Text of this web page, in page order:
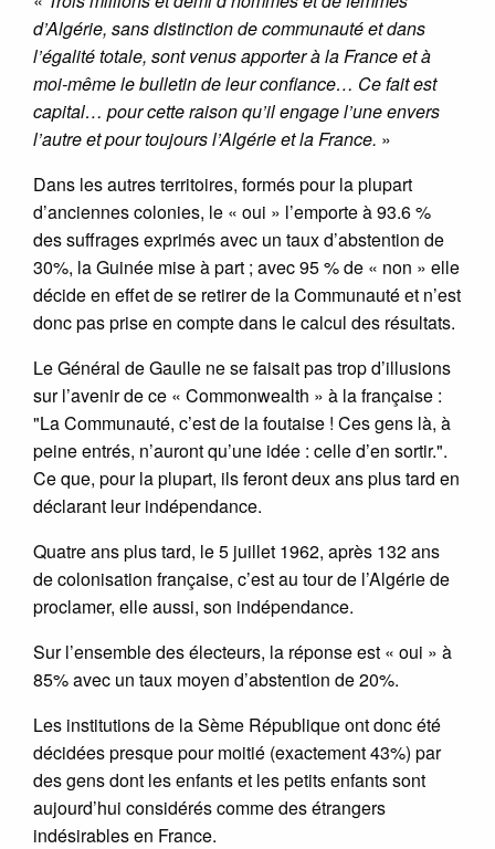
d’Algérie, sans distinction de communauté et dans
l’égalité totale, sont venus apporter à la France et à
moi-même le bulletin de leur confiance… Ce fait est
capital… pour cette raison qu’il engage l’une envers
l’autre et pour toujours l’Algérie et la France. »
Dans les autres territoires, formés pour la plupart
d’anciennes colonies, le « oui » l’emporte à 93.6 %
des suffrages exprimés avec un taux d’abstention de
30%, la Guinée mise à part ; avec 95 % de « non » elle
décide en effet de se retirer de la Communauté et n’est
donc pas prise en compte dans le calcul des résultats.
Le Général de Gaulle ne se faisait pas trop d’illusions
sur l’avenir de ce « Commonwealth » à la française :
"La Communauté, c’est de la foutaise ! Ces gens là, à
peine entrés, n’auront qu’une idée : celle d’en sortir.".
Ce que, pour la plupart, ils feront deux ans plus tard en
déclarant leur indépendance.
Quatre ans plus tard, le 5 juillet 1962, après 132 ans
de colonisation française, c’est au tour de l’Algérie de
proclamer, elle aussi, son indépendance.
Sur l’ensemble des électeurs, la réponse est « oui » à
85% avec un taux moyen d’abstention de 20%.
Les institutions de la Sème République ont donc été
décidées presque pour moitié (exactement 43%) par
des gens dont les enfants et les petits enfants sont
aujourd’hui considérés comme des étrangers
indésirables en France.